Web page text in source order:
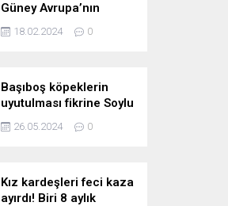
Güney Avrupa’nın
kesişme noktasında
bulunan bir ülke.
18.02.2024 0
Başıboş köpeklerin
uyutulması fikrine Soylu
da karşı çıktı: Gönlüm
razı değil
26.05.2024 0
Kız kardeşleri feci kaza
ayırdı! Biri 8 aylık